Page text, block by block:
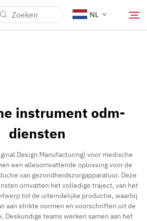
NL
instrument odm-
diensten
Design Manufacturing) voor medische
een allesomvattende oplossing voor de
van gezondheidszorgapparatuur. Deze
omvatten het volledige traject, van het
tot de uiteindelijke productie, waarbij
aan strikte normen en voorschriften uit de
Deskundige teams werken samen aan het